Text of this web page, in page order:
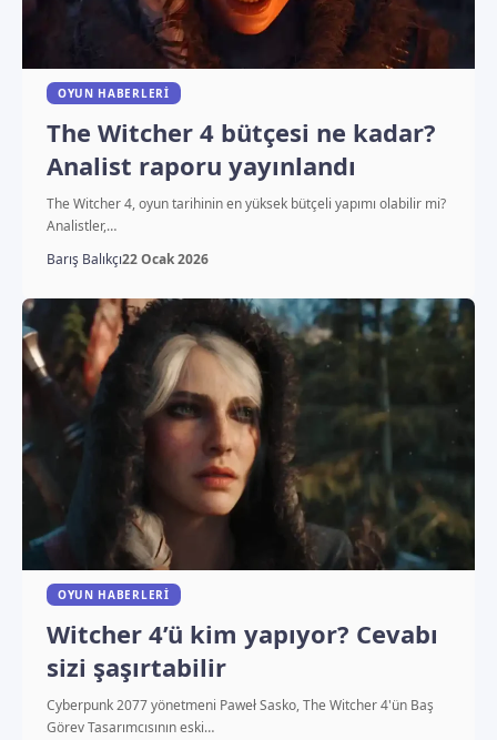
OYUN HABERLERI
The Witcher 4 bütçesi ne kadar?
Analist raporu yayınlandı
The Witcher 4, oyun tarihinin en yüksek bütçeli yapımı olabilir mi?
Analistler,…
Barış Balıkçı22 Ocak 2026
OYUN HABERLERI
Witcher 4’ü kim yapıyor? Cevabı
sizi şaşırtabilir
Cyberpunk 2077 yönetmeni Paweł Sasko, The Witcher 4'ün Baş
Görev Tasarımcısının eski…